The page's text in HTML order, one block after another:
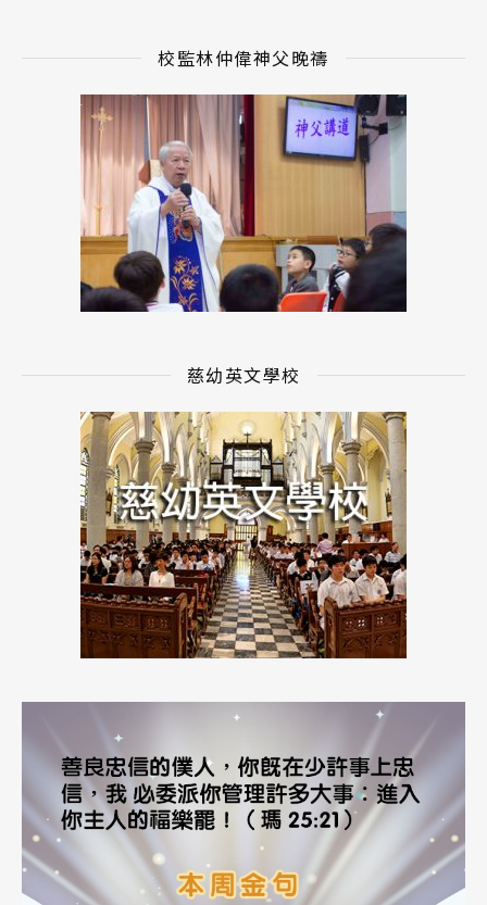
校監林仲偉神父晚禱
慈幼英文學校